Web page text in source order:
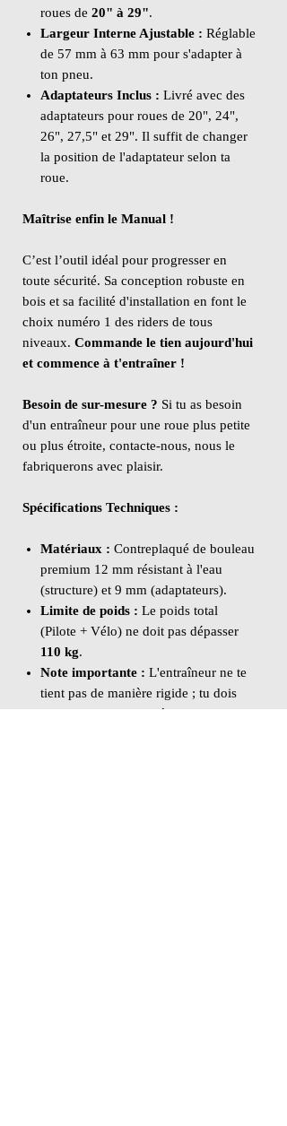
roues de 20" à 29".
Largeur Interne Ajustable : Réglable
de 57 mm à 63 mm pour s'adapter à
ton pneu.
Adaptateurs Inclus : Livré avec des
adaptateurs pour roues de 20", 24",
26", 27,5" et 29". Il suffit de changer
la position de l'adaptateur selon ta
roue.
Maîtrise enfin le Manual !
C’est l’outil idéal pour progresser en
toute sécurité. Sa conception robuste en
bois et sa facilité d'installation en font le
choix numéro 1 des riders de tous
niveaux. Commande le tien aujourd'hui
et commence à t'entraîner !
Besoin de sur-mesure ? Si tu as besoin
d'un entraîneur pour une roue plus petite
ou plus étroite, contacte-nous, nous le
fabriquerons avec plaisir.
Spécifications Techniques :
Matériaux : Contreplaqué de bouleau
premium 12 mm résistant à l'eau
(structure) et 9 mm (adaptateurs).
Limite de poids : Le poids total
(Pilote + Vélo) ne doit pas dépasser
110 kg.
Note importante : L'entraîneur ne te
tient pas de manière rigide ; tu dois
maintenir ton propre équilibre avec le